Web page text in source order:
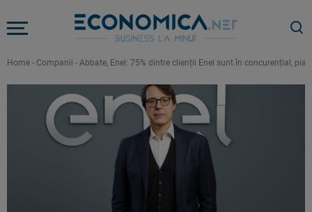
Home - Companii - Abbate, Enel: 75% dintre clienții Enel sunt în concurențial,